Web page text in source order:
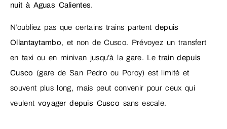
nuit à Aguas Calientes.
N’oubliez pas que certains trains partent depuis
Ollantaytambo, et non de Cusco. Prévoyez un transfert
en taxi ou en minivan jusqu’à la gare. Letrain depuis
Cusco (gare de San Pedro ou Poroy) est limité et
souvent plus long, mais peut convenir pour ceux qui
veulent voyager depuis Cusco sans escale.